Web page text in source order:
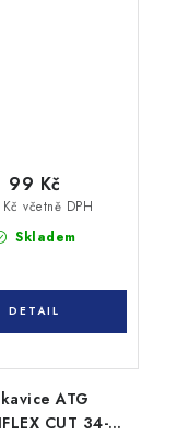
Skladem
Kč včetně DPH
99 Kč
ATG
CUT 34-